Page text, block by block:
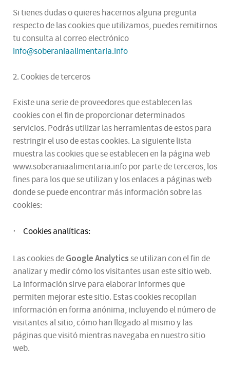
Si tienes dudas o quieres hacernos alguna pregunta
respecto de las cookies que utilizamos, puedes remitirnos
tu consulta al correo electrónico
info@soberaniaalimentaria.info
2. Cookies de terceros
Existe una serie de proveedores que establecen las
cookies con el fin de proporcionar determinados
servicios. Podrás utilizar las herramientas de estos para
restringir el uso de estas cookies. La siguiente lista
muestra las cookies que se establecen en la página web
www.soberaniaalimentaria.info por parte de terceros, los
fines para los que se utilizan y los enlaces a páginas web
donde se puede encontrar más información sobre las
cookies:
· Cookies analíticas:
Las cookies deGoogle Analyticsse utilizan con el fin de
analizar y medir cómo los visitantes usan este sitio web.
La información sirve para elaborar informes que
permiten mejorar este sitio. Estas cookies recopilan
información en forma anónima, incluyendo el número de
visitantes al sitio, cómo han llegado al mismo y las
páginas que visitó mientras navegaba en nuestro sitio
web.